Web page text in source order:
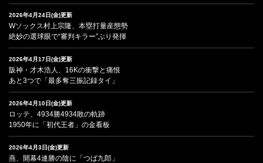
2026年4月24日(金)更新
Wソックス村上宗隆、本塁打量産態勢
絶妙の選球眼で“審判キラー”ぶり発揮
2026年4月17日(金)更新
阪神・才木浩人、16Kの衝撃と痛恨
あと3つで「最多奪三振記録タイ」
2026年4月10日(金)更新
ロッテ、4934勝4934敗の軌跡
1950年に「初代王者」の金看板
2026年4月3日(金)更新
燕、開幕4連勝の陰に「つば九郎」